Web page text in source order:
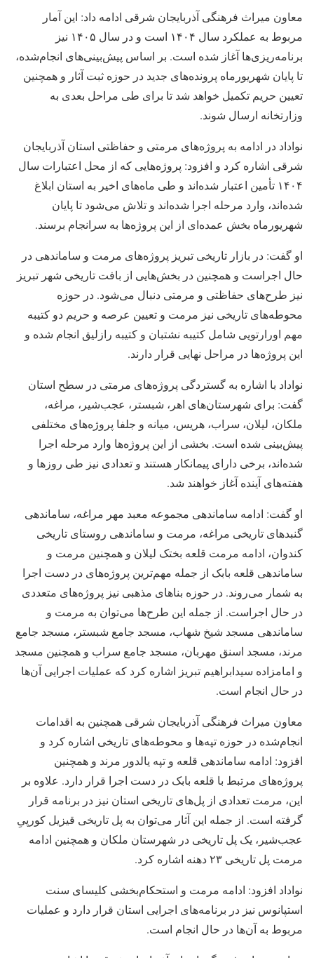
معاون میراث فرهنگی آذربایجان شرقی ادامه داد: این آمار
مربوط به عملکرد سال ۱۴۰۴ است و در سال ۱۴۰۵ نیز
برنامه‌ریزی‌ها آغاز شده است. بر اساس پیش‌بینی‌های انجام‌شده،
تا پایان شهریورماه پرونده‌های جدید در حوزه ثبت آثار و همچنین
تعیین حریم تکمیل خواهد شد تا برای طی مراحل بعدی به
وزارتخانه ارسال شوند.
نواداد در ادامه به پروژه‌های مرمتی و حفاظتی استان آذربایجان
شرقی اشاره کرد و افزود: پروژه‌هایی که از محل اعتبارات سال
۱۴۰۴ تأمین اعتبار شده‌اند و طی ماه‌های اخیر به استان ابلاغ
شده‌اند، وارد مرحله اجرا شده‌اند و تلاش می‌شود تا پایان
شهریورماه بخش عمده‌ای از این پروژه‌ها به سرانجام برسند.
او گفت: در بازار تاریخی تبریز پروژه‌های مرمت و ساماندهی در
حال اجراست و همچنین در بخش‌هایی از بافت تاریخی شهر تبریز
نیز طرح‌های حفاظتی و مرمتی دنبال می‌شود. در حوزه
محوطه‌های تاریخی نیز مرمت و تعیین عرصه و حریم دو کتیبه
مهم اورارتویی شامل کتیبه نشتبان و کتیبه رازلیق انجام شده و
این پروژه‌ها در مراحل نهایی قرار دارند.
نواداد با اشاره به گستردگی پروژه‌های مرمتی در سطح استان
گفت: برای شهرستان‌های اهر، شبستر، عجب‌شیر، مراغه،
ملکان، لیلان، سراب، هریس، میانه و جلفا پروژه‌های مختلفی
پیش‌بینی شده است. بخشی از این پروژه‌ها وارد مرحله اجرا
شده‌اند، برخی دارای پیمانکار هستند و تعدادی نیز طی روزها و
هفته‌های آینده آغاز خواهند شد.
او گفت: ادامه ساماندهی مجموعه معبد مهر مراغه، ساماندهی
گنبدهای تاریخی مراغه، مرمت و ساماندهی روستای تاریخی
کندوان، ادامه مرمت قلعه بختک لیلان و همچنین مرمت و
ساماندهی قلعه بابک از جمله مهم‌ترین پروژه‌های در دست اجرا
به شمار می‌روند. در حوزه بناهای مذهبی نیز پروژه‌های متعددی
در حال اجراست. از جمله این طرح‌ها می‌توان به مرمت و
ساماندهی مسجد شیخ شهاب، مسجد جامع شبستر، مسجد جامع
مرند، مسجد اسنق مهربان، مسجد جامع سراب و همچنین مسجد
و امامزاده سیدابراهیم تبریز اشاره کرد که عملیات اجرایی آن‌ها
در حال انجام است.
معاون میراث فرهنگی آذربایجان شرقی همچنین به اقدامات
انجام‌شده در حوزه تپه‌ها و محوطه‌های تاریخی اشاره کرد و
افزود: ادامه ساماندهی قلعه و تپه یالدور مرند و همچنین
پروژه‌های مرتبط با قلعه بابک در دست اجرا قرار دارد. علاوه بر
این، مرمت تعدادی از پل‌های تاریخی استان نیز در برنامه قرار
گرفته است. از جمله این آثار می‌توان به پل تاریخی قیزیل‌ کورپیِ
عجب‌شیر، یک پل تاریخی در شهرستان ملکان و همچنین ادامه
مرمت پل تاریخی ۲۳ دهنه اشاره کرد.
نواداد افزود: ادامه مرمت و استحکام‌بخشی کلیسای سنت
استپانوس نیز در برنامه‌های اجرایی استان قرار دارد و عملیات
مربوط به آن‌ها در حال انجام است.